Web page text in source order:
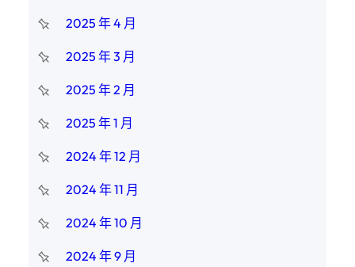
2025 年 4 月
2025 年 3 月
2025 年 2 月
2025 年 1 月
2024 年 12 月
2024 年 11 月
2024 年 10 月
2024 年 9 月